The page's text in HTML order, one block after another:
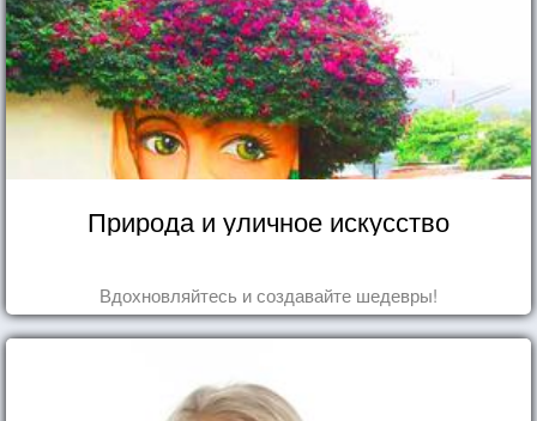
Природа и уличное искусство
Вдохновляйтесь и создавайте шедевры!